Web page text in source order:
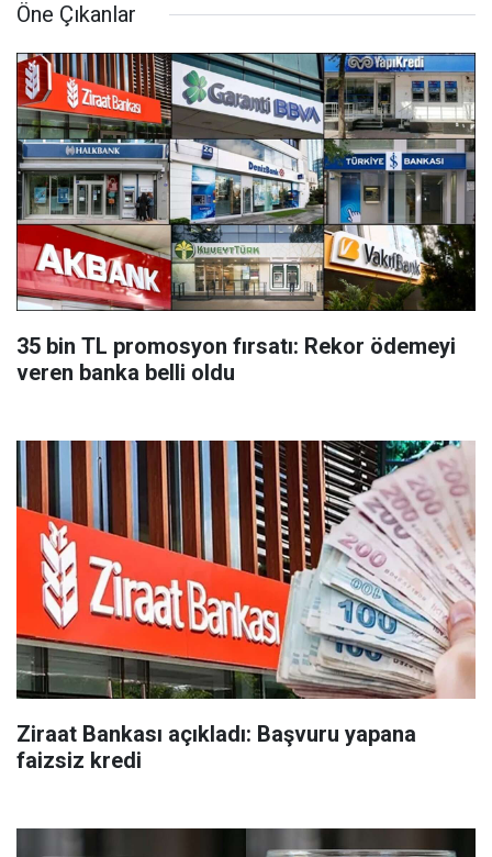
Öne Çıkanlar
35 bin TL promosyon fırsatı: Rekor ödemeyi
veren banka belli oldu
Ziraat Bankası açıkladı: Başvuru yapana
faizsiz kredi